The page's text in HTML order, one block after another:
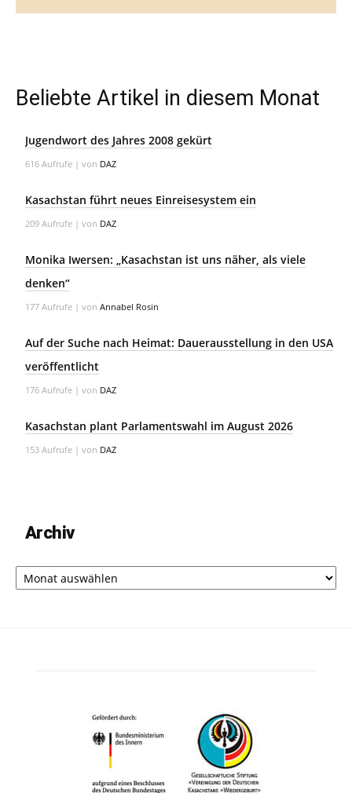
Beliebte Artikel in diesem Monat
Jugendwort des Jahres 2008 gekürt
616 Aufrufe | von DAZ
Kasachstan führt neues Einreisesystem ein
209 Aufrufe | von DAZ
Monika Iwersen: „Kasachstan ist uns näher, als viele
denken“
177 Aufrufe | von Annabel Rosin
Auf der Suche nach Heimat: Dauerausstellung in den USA
veröffentlicht
176 Aufrufe | von DAZ
Kasachstan plant Parlamentswahl im August 2026
153 Aufrufe | von DAZ
Archiv
Archiv